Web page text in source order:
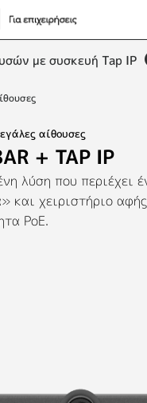
με συσκευή Tap IP
αίθουσες
+ TAP IP
λύση που περιέχει
και χειριστήριο
PoE.